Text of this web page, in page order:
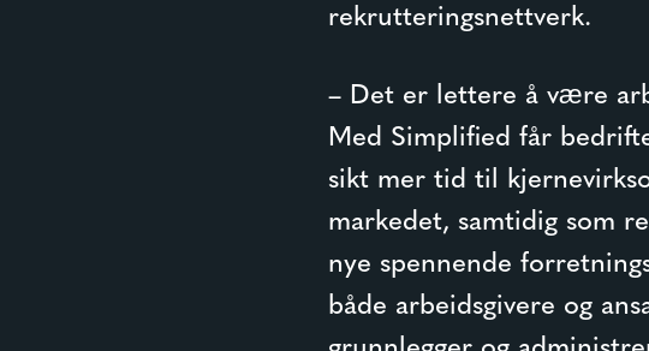
rekrutteringsnettverk.
– Det er lettere å være
Med Simplified får
sikt mer tid til
markedet, samtidig som
nye spennende
både arbeidsgivere og